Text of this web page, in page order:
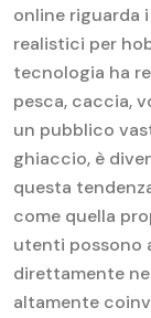
online riguarda
realistici per
tecnologia ha
pesca, caccia,
un pubblico
ghiaccio, è
questa
come quella
utenti possono
direttamente
altamente